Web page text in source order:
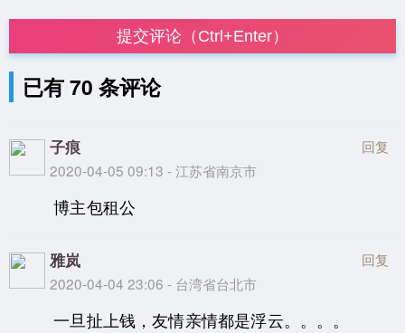
提交评论（Ctrl+Enter）
已有 70 条评论
子痕
2020-04-05 09:13 - 江苏省南京市
回复
博主包租公
雅岚
2020-04-04 23:06 - 台湾省台北市
回复
一旦扯上钱，友情亲情都是浮云。。。。